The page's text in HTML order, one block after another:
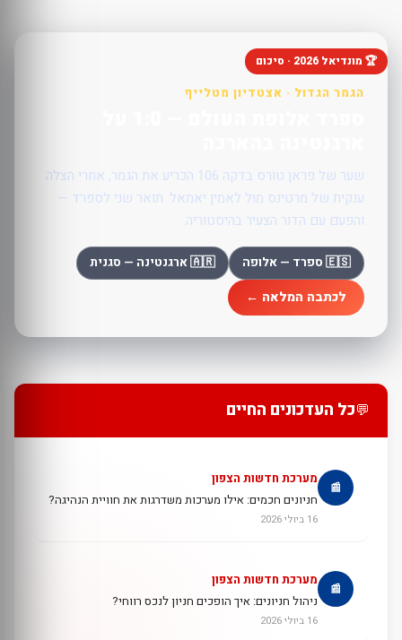
🏆 מונדיאל 2026 · סיכום
הגמר הגדול · אצטדיון מטלייף
שער של פראן טורס בדקה 106 הכריע את הגמר, אחרי הצלה
ענקית של מרטינס מול לאמין יאמאל. תואר שני לספרד —
והפעם עם הדור הצעיר בהיסטוריה.
🇪🇸 ספרד — אלופה 🇦🇷 ארגנטינה — סגנית
לכתבה המלאה ←
💬כל העדכונים החיים
📰
מערכת חדשות הצפון
חניונים חכמים: אילו מערכות משדרגות את חוויית הנהיגה?
16 ביולי 2026
📰
מערכת חדשות הצפון
ניהול חניונים: איך הופכים חניון לנכס רווחי?
16 ביולי 2026